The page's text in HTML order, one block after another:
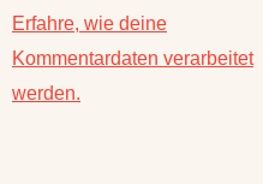
Kommentardaten verarbeitet
werden.